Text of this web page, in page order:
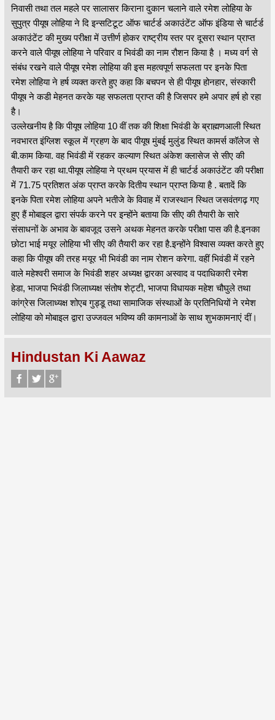
निवासी तथा तल महले पर सालासर किराना दुकान चलाने वाले रमेश लोहिया के
सुपुत्र पीयूष लोहिया ने दि इन्सटिटूट ऑफ चार्टर्ड अकाउंटेंट ऑफ इंडिया से चार्टर्ड
अकाउंटेंट की मुख्य परीक्षा में उत्तीर्ण होकर राष्ट्रीय स्तर पर दूसरा स्थान प्राप्त
करने वाले पीयूष लोहिया ने परिवार व भिवंडी का नाम रौशन किया है । मध्य वर्ग से
संबंध रखने वाले पीयूष रमेश लोहिया की इस महत्वपूर्ण सफलता पर इनके पिता
रमेश लोहिया ने हर्ष व्यक्त करते हुए कहा कि बचपन से ही पीयूष होनहार, संस्कारी
पीयूष ने कडी मेहनत करके यह सफलता प्राप्त की है जिसपर हमे अपार हर्ष हो रहा
है।
उल्लेखनीय है कि पीयूष लोहिया 10 वीं तक की शिक्षा भिवंडी के ब्राह्मणआली स्थित
नवभारत इंग्लिश स्कूल में ग्रहण के बाद पीयूष मुंबई मुलुंड स्थित कामर्स कॉलेज से
बी.काम किया. वह भिवंडी में रहकर कल्याण स्थित अंकेश क्लासेज से सीए की
तैयारी कर रहा था.पीयूष लोहिया ने प्रथम प्रयास में ही चार्टर्ड अकाउंटेंट की परीक्षा
में 71.75 प्रतिशत अंक प्राप्त करके दितीय स्थान प्राप्त किया है . बतादें कि
इनके पिता रमेश लोहिया अपने भतीजे के विवाह में राजस्थान स्थित जसवंतगढ़ गए
हुए हैं मोबाइल द्वारा संपर्क करने पर इन्होंने बताया कि सीए की तैयारी के सारे
संसाधनों के अभाव के बावजूद उसने अथक मेहनत करके परीक्षा पास की है.इनका
छोटा भाई मयूर लोहिया भी सीए की तैयारी कर रहा है.इन्होंने विश्वास व्यक्त करते हुए
कहा कि पीयूष की तरह मयूर भी भिवंडी का नाम रोशन करेगा. वहीं भिवंडी में रहने
वाले महेश्वरी समाज के भिवंडी शहर अध्यक्ष द्वारका अस्वाद व पदाधिकारी रमेश
हेडा, भाजपा भिवंडी जिलाध्यक्ष संतोष शेट्टी, भाजपा विधायक महेश चौघुले तथा
कांग्रेस जिलाध्यक्ष शोएब गुड्डू तथा सामाजिक संस्थाओं के प्रतिनिधियों ने रमेश
लोहिया को मोबाइल द्वारा उज्जवल भविष्य की कामनाओं के साथ शुभकामनाएं दीं।
Hindustan Ki Aawaz